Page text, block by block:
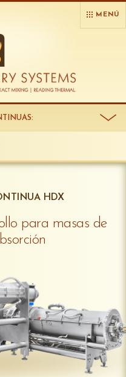
MENÚ
HDX
para masas de